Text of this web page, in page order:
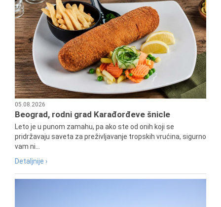
05.08.2026
Beograd, rodni grad Karađorđeve šnicle
Leto je u punom zamahu, pa ako ste od onih koji se
pridržavaju saveta za preživljavanje tropskih vrućina, sigurno
vam ni...
Detaljnije ›